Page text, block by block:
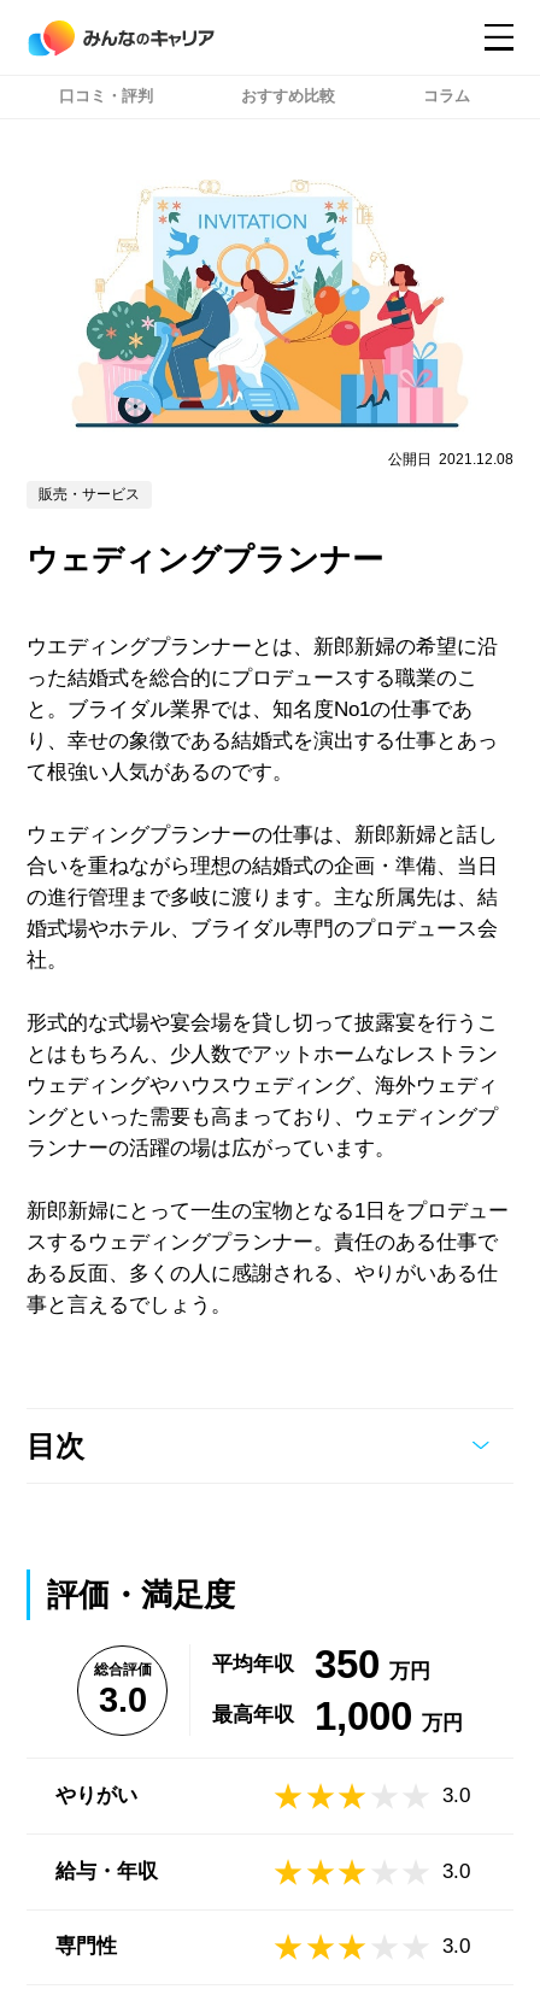
コンテンツ
コンテンツ
口コミ・評判 おすすめ比較 コラム
公開日 2021.12.08
販売・サービス
ウェディングプランナー
ウエディングプランナーとは、新郎新婦の希望に沿
った結婚式を総合的にプロデュースする職業のこ
と。ブライダル業界では、知名度No1の仕事であ
り、幸せの象徴である結婚式を演出する仕事とあっ
て根強い人気があるのです。
ウェディングプランナーの仕事は、新郎新婦と話し
合いを重ねながら理想の結婚式の企画・準備、当日
の進行管理まで多岐に渡ります。主な所属先は、結
婚式場やホテル、ブライダル専門のプロデュース会
社。
形式的な式場や宴会場を貸し切って披露宴を行うこ
とはもちろん、少人数でアットホームなレストラン
ウェディングやハウスウェディング、海外ウェディ
ングといった需要も高まっており、ウェディングプ
ランナーの活躍の場は広がっています。
新郎新婦にとって一生の宝物となる1日をプロデュー
スするウェディングプランナー。責任のある仕事で
ある反面、多くの人に感謝される、やりがいある仕
事と言えるでしょう。
目次
評価・満足度
総合評価
3.0
平均年収 350 万円
最高年収
1,000 万円
やりがい 3.0
給与・年収 3.0
専門性 3.0